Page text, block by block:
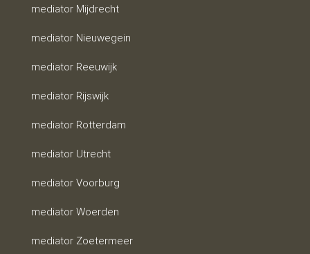
mediator Mijdrecht
mediator Nieuwegein
mediator Reeuwijk
mediator Rijswijk
mediator Rotterdam
mediator Utrecht
mediator Voorburg
mediator Woerden
mediator Zoetermeer